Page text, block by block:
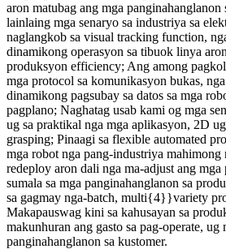
aron matubag ang mga panginahanglanon
lainlaing mga senaryo sa industriya sa
naglangkob sa visual tracking function,
dinamikong operasyon sa tibuok linya
produksyon efficiency; Ang among
mga protocol sa komunikasyon bukas,
dinamikong pagsubay sa datos sa mga
pagplano; Naghatag usab kami og mga
ug sa praktikal nga mga aplikasyon, 2D
grasping; Pinaagi sa flexible automated
mga robot nga pang-industriya mahimong
redeploy aron dali nga ma-adjust ang mga
sumala sa mga panginahanglanon sa
sa gagmay nga-batch, multi{4}}variety
Makapauswag kini sa kahusayan sa
makunhuran ang gasto sa pag-operate, ug
panginahanglanon sa kustomer.